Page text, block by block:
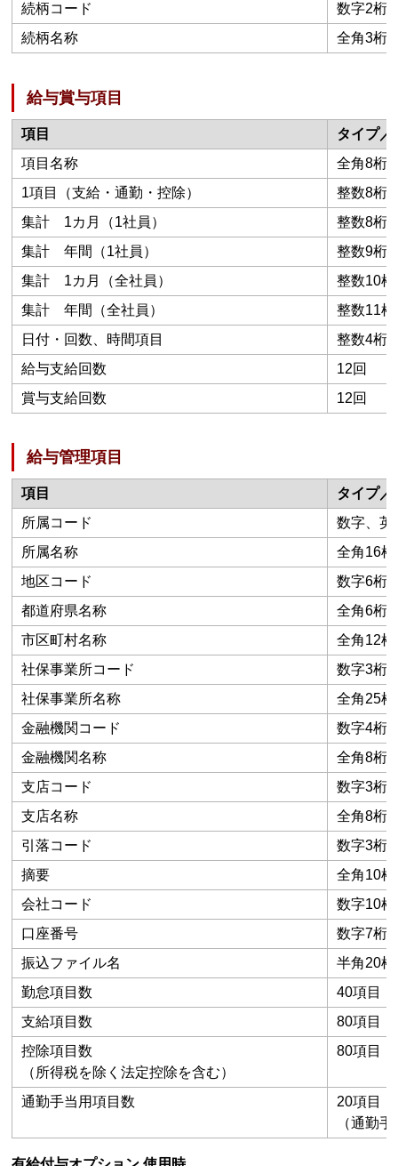
続柄コード
数字2桁
続柄名称
全角3桁
給与賞与項目
項目
タイプ／
項目名称
全角8桁
1項目（支給・通勤・控除）
整数8桁
集計 1カ月（1社員）
整数8桁
集計 年間（1社員）
整数9桁
集計 1カ月（全社員）
整数10桁
集計 年間（全社員）
整数11桁
日付・回数、時間項目
整数4桁
給与支給回数
12回
賞与支給回数
12回
給与管理項目
項目
タイプ／
所属コード
数字、英
所属名称
全角16
地区コード
数字6桁
都道府県名称
全角6桁
市区町村名称
全角12
社保事業所コード
数字3桁
社保事業所名称
全角25
金融機関コード
数字4桁
金融機関名称
全角8桁
支店コード
数字3桁
支店名称
全角8桁
引落コード
数字3桁
摘要
全角10
会社コード
数字10桁
口座番号
数字7桁
振込ファイル名
半角20桁
勤怠項目数
40項目
支給項目数
80項目
控除項目数
（所得税を除く法定控除を含む）
80項目
通勤手当用項目数
20項目
（通勤